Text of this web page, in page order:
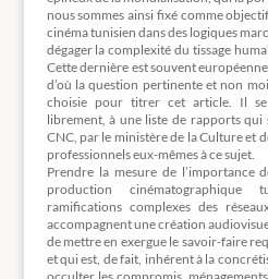
nous sommes ainsi fixé comme
cinéma tunisien dans des logiques
dégager la complexité du tissage
Cette dernière est souvent
d’où la question pertinente et non
choisie pour titrer cet article. Il
librement, à une liste de rapports qui
CNC, par le ministère de la Culture et
professionnels eux-mêmes à ce sujet.
Prendre la mesure de l’importance
production
ramifications complexes des
accompagnent une création
de mettre en exergue le savoir-faire
et qui est, de fait, inhérent à la